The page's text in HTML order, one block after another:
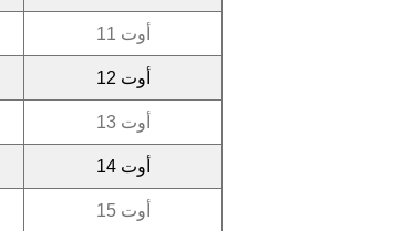
أوت 11
أوت 12
أوت 13
أوت 14
أوت 15